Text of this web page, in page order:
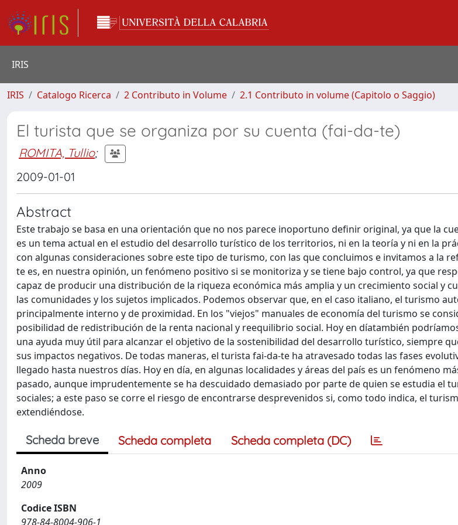
IRIS
IRIS Catalogo Ricerca 2 Contributo in Volume 2.1 Contributo in volume (Capitolo o Saggio)
El turista que se organiza por su cuenta (fai-da-te)
ROMITA, Tullio;
2009-01-01
Abstract
Este trabajo se basa en una orientación que no nos parece inoportuno definir original, ya que la
es un tema actual en el estudio del desarrollo turístico de los territorios, ni en la teoría y ni en la
con algunas consideraciones sobre este tipo de turismo, con las que concluimos e invitamos a la
te es, en nuestra opinión, un fenómeno positivo si se monitoriza y se tiene bajo control, ya que
capaz de producir una distribución de la riqueza económica más amplia y un crecimiento social y
las comunidades y los sujetos implicados. Podemos observar que, en el caso italiano, el turismo
principalmente interno y de proximidad. En los "viejos" manuales de economía del turismo se
posibilidad de redistribución de la renta nacional y reequilibrio social. Hoy en díatambién
una ayuda muy útil para alcanzar el objetivo de la sostenibilidad del desarrollo turístico, siempre
sus impactos negativos. De todas maneras, el turista fai-da-te ha atravesado todas las fases
llegado hasta nuestros días. Hoy en día, en algunas localidades y áreas del país es un fenómeno
pasado, aunque imprudentemente se ha descuidado demasiado por parte de quien se estudia el
sociales; a este paso se corre el riesgo de encontrarse desprevenidos si, como todo indica, el
extendiéndose.
Scheda breve Scheda completa Scheda completa (DC)
Anno
2009
Codice ISBN
978-84-8004-906-1